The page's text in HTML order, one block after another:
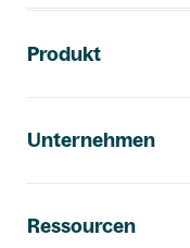
Produkt
Unternehmen
Ressourcen